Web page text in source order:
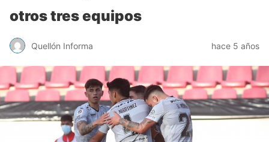
otros tres equipos
Quellón Informa hace 5 años